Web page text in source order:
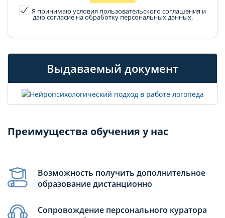
Я принимаю условия пользовательского соглашения и
даю согласие на обработку персональных данных.
Выдаваемый документ
Преимущества обучения у нас
Возможность получить дополнительное
образование дистанционно
Сопровождение персонального куратора